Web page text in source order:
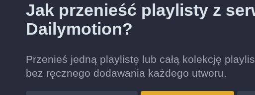
Jak przenieść playlisty z
Dailymotion?
Przenieś jedną playlistę lub całą kolekcję
bez ręcznego dodawania każdego utworu.